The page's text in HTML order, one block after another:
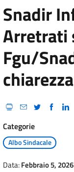
Snadir
Arretrati
Fgu/
Categorie
Albo Sindacale
Data:Febbraio 5, 2026